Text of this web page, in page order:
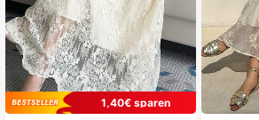
4,80 399K Follower
4,80 399K Follower
1,40€ sparen